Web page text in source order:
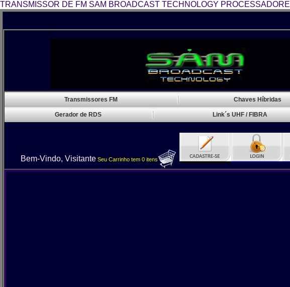
TRANSMISSOR DE FM SAM BROADCAST TECHNOLOGY
Transmissores FM Chaves Híbridas
Gerador de RDS Link´s UHF / FIBRA
Bem-Vindo, Visitante Seu Carrinho tem 0 itens